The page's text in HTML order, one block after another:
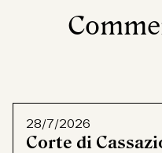
28/7/2026
Corte di